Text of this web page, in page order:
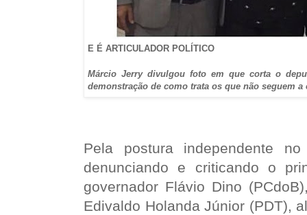
E É ARTICULADOR POLÍTICO
Márcio Jerry divulgou foto em que corta o
demonstração de como trata os que não seguem
Pela postura independente no
denunciando e criticando o
governador Flávio Dino
Edivaldo Holanda Júnior (PDT),